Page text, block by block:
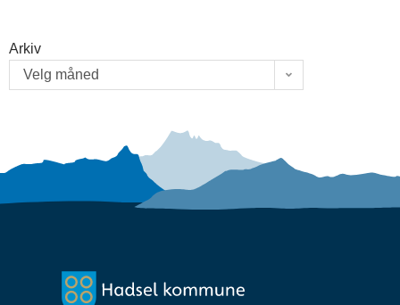
Arkiv
Velg måned